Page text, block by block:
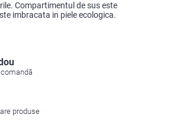
Compartimentul de sus este
imbracata in piele ecologica.
produse